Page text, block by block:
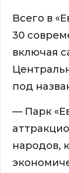
Всего в
30
включая
под
— Парк
народов,